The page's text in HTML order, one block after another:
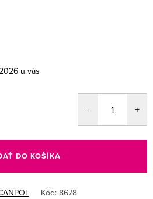
DO KOŠÍKA
Kód: 8678